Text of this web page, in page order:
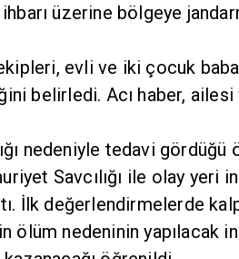
üzerine bölgeye
evli ve iki çocuk
belirledi. Acı haber, ailesi
nedeniyle tedavi gördüğü
Savcılığı ile olay yeri
İlk değerlendirmelerde
ölüm nedeninin yapılacak